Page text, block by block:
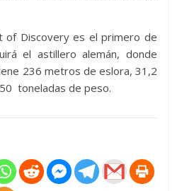
of Discovery es el primero de
el astillero alemán, donde
236 metros de eslora, 31,2
toneladas de peso.